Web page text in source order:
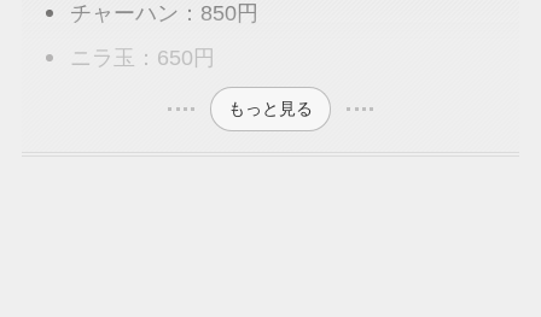
チャーハン：850円
ニラ玉：650円
もっと見る